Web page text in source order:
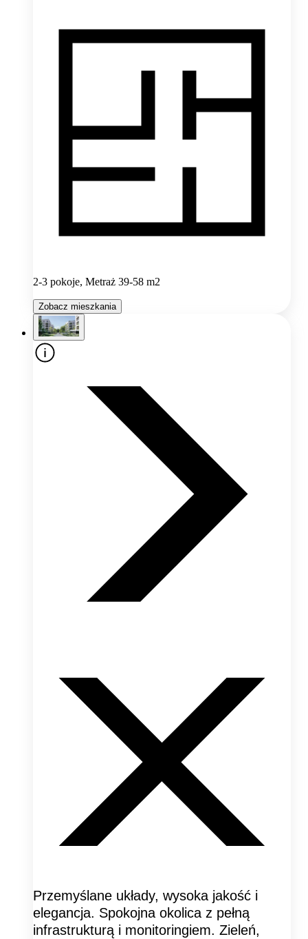
2-3 pokoje, Metraż 39-58 m2
Zobacz mieszkania
Przemyślane układy, wysoka jakość i
elegancja. Spokojna okolica z pełną
infrastrukturą i monitoringiem. Zieleń,